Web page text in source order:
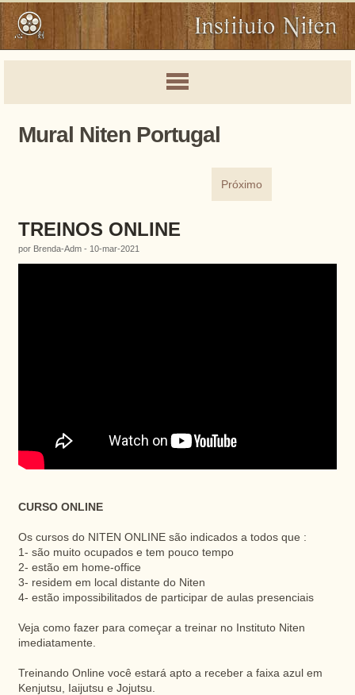
Mural Niten Portugal
Próximo
TREINOS ONLINE
por Brenda-Adm - 10-mar-2021
CURSO ONLINE
Os cursos do NITEN ONLINE são indicados a todos que :
1- são muito ocupados e tem pouco tempo
2- estão em home-office
3- residem em local distante do Niten
4- estão impossibilitados de participar de aulas presenciais
Veja como fazer para começar a treinar no Instituto Niten
imediatamente.
Treinando Online você estará apto a receber a faixa azul em
Kenjutsu, Iaijutsu e Jojutsu.